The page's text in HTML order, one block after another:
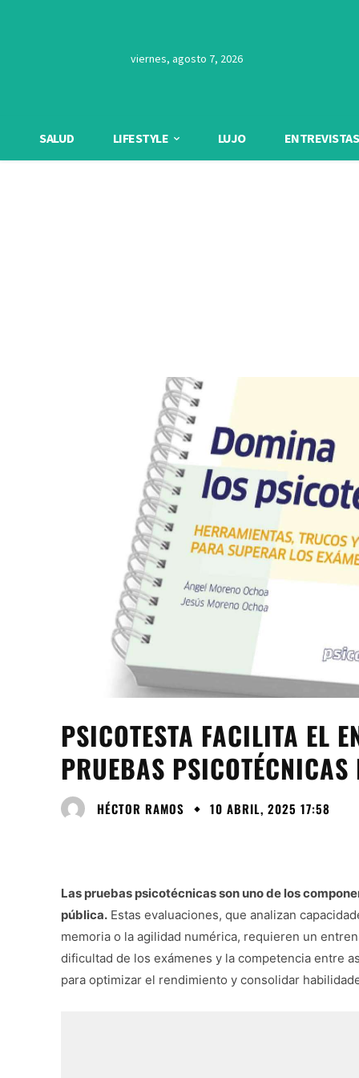
viernes, agosto 7, 2026
SALUD LIFESTYLE LUJO ENTREVISTAS
PSICOTESTA FACILITA EL
PRUEBAS
HÉCTOR RAMOS 10 ABRIL, 2025 17:58
Las pruebas psicotécnicas son uno de los
pública. Estas evaluaciones, que analizan
memoria o la agilidad numérica, requieren un
dificultad de los exámenes y la competencia entre
para optimizar el rendimiento y consolidar